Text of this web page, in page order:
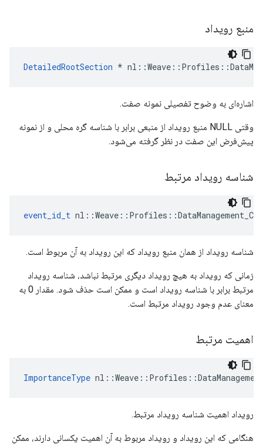
منبع رویداد
DetailedRootSection *
اشاره‌ای به وضوح تفصیلی نمونه صفت.
وقتی NULL منبع رویداد از منبعی برابر با شناسه گره محلی و از نمونه
پیش‌فرض این صفت در نظر گرفته می‌شود.
شناسه رویداد مرتبط
event_id_t
شناسه رویداد از همان منبع رویداد که این رویداد به آن مربوط است.
زمانی که رویداد به هیچ رویداد دیگری مرتبط نباشد، شناسه رویداد
مرتبط برابر با شناسه رویداد است و ممکن است حذف شود. مقدار 0 به
معنای عدم وجود رویداد مرتبط است.
اهمیت مرتبط
ImportanceType
رویداد اهمیت شناسه رویداد مرتبط.
هنگامی که این رویداد و رویداد مربوط به آن اهمیت یکسانی دارند، ممکن